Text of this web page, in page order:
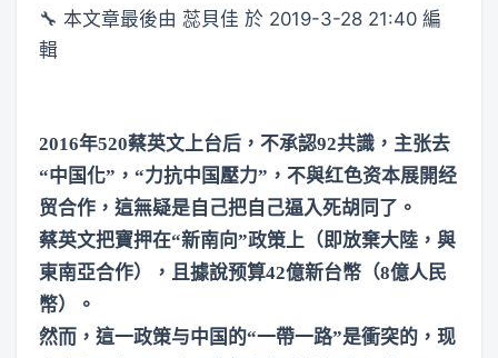
🔧 本文章最後由 蕊貝佳 於 2019-3-28 21:40 編
輯
2016年520蔡英文上台后，不承認92共識，主张去
“中国化”，“力抗中国壓力”，不與红色资本展開经
贸合作，這無疑是自己把自己逼入死胡同了。
蔡英文把寶押在“新南向”政策上（即放棄大陸，與
東南亞合作），且據說预算42億新台幣（8億人民
幣）。
然而，這一政策与中国的“一帶一路”是衝突的，现